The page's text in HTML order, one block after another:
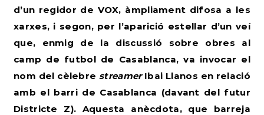
d’un regidor de VOX, àmpliament difosa a les
xarxes, i segon, per l’aparició estel·lar d’un veí
que, enmig de la discussió sobre obres al
camp de futbol de Casablanca, va invocar el
nom del cèlebrestreamerIbai Llanos en relació
amb el barri de Casablanca (davant del futur
Districte Z). Aquesta anècdota, que barreja